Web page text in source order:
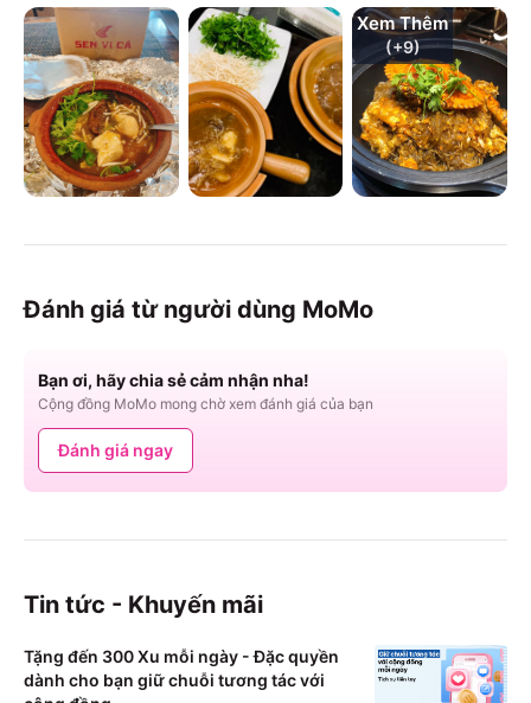
Xem Thêm
(+9)
Đánh giá từ người dùng MoMo
Bạn ơi, hãy chia sẻ cảm nhận nha!
Cộng đồng MoMo mong chờ xem đánh giá của bạn
Đánh giá ngay
Tin tức - Khuyến mãi
Tặng đến 300 Xu mỗi ngày - Đặc quyền
dành cho bạn giữ chuỗi tương tác với